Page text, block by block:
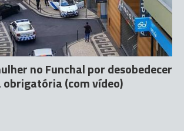
no Funchal por desobedecer
(com vídeo)